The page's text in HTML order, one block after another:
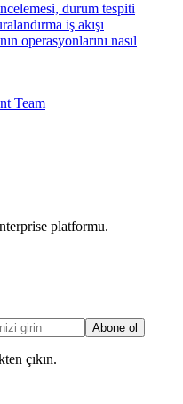
durum tespiti
iş akışı
operasyonlarını nasıl
Team
platformu.
Abone ol
çıkın.